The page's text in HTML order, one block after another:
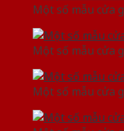
Một số mẫu cửa
Một số mẫu cửa
Một số mẫu cửa